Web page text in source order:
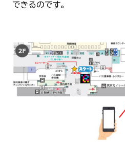
できるのです。